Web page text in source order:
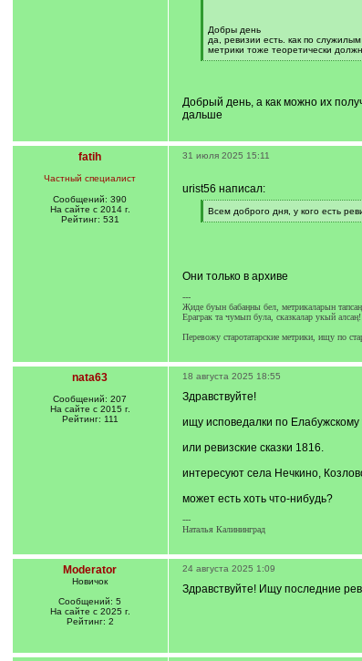
Добры день
да, ревизии есть. как по
метрики тоже теоретически
[
Добрый день, а как можно их
дальше
fatih
Частный специалист
Сообщений: 390
На сайте с 2014 г.
Рейтинг: 531
31 июля 2025 15:11
urist56 написал:
[
q
Всем доброго дня, у кого есть
[
Они только в архиве
---
Җиде буын бабаңны бел, метрикаларын тапсаң,
Ераграк та чумып була, сказкалар укый алсаң!
Перевожу старотатарские метрики, ищу по
nata63
Сообщений: 207
На сайте с 2015 г.
Рейтинг: 111
18 августа 2025 18:55
Здравствуйте!
ищу исповедалки по
или ревизские сказки 1816.
интересуют села Нечкино,
может есть хоть что-нибудь?
---
Наталья Калининград
Moderator
Новичок
Сообщений: 5
На сайте с 2025 г.
Рейтинг: 2
24 августа 2025 1:09
Здравствуйте! Ищу последние